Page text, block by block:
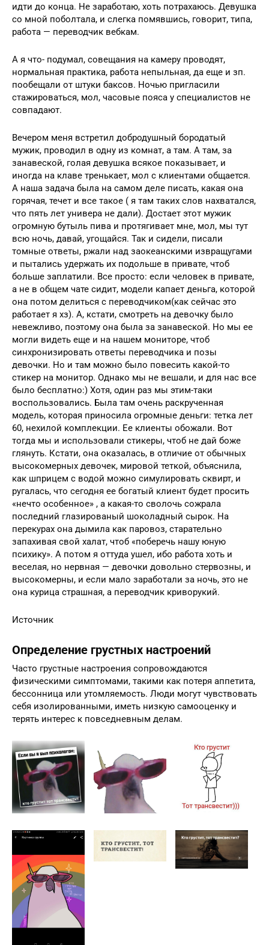
идти до конца. Не заработаю, хоть потрахаюсь. Девушка
со мной поболтала, и слегка помявшись, говорит, типа,
работа — переводчик вебкам.
А я что- подумал, совещания на камеру проводят,
нормальная практика, работа непыльная, да еще и зп.
пообещали от штуки баксов. Ночью пригласили
стажироваться, мол, часовые пояса у специалистов не
совпадают.
Вечером меня встретил добродушный бородатый
мужик, проводил в одну из комнат, а там. А там, за
занавеской, голая девушка всякое показывает, и
иногда на клаве тренькает, мол с клиентами общается.
А наша задача была на самом деле писать, какая она
горячая, течет и все такое ( я там таких слов нахватался,
что пять лет универа не дали). Достает этот мужик
огромную бутыль пива и протягивает мне, мол, мы тут
всю ночь, давай, угощайся. Так и сидели, писали
томные ответы, ржали над заокеанскими извращугами
и пытались удержать их подольше в привате, чтоб
больше заплатили. Все просто: если человек в привате,
а не в общем чате сидит, модели капает деньга, которой
она потом делиться с переводчиком(как сейчас это
работает я хз). А, кстати, смотреть на девочку было
невежливо, поэтому она была за занавеской. Но мы ее
могли видеть еще и на нашем мониторе, чтоб
синхронизировать ответы переводчика и позы
девочки. Но и там можно было повесить какой-то
стикер на монитор. Однако мы не вешали, и для нас все
было бесплатно:) Хотя, один раз мы этим-таки
воспользовались. Была там очень раскрученная
модель, которая приносила огромные деньги: тетка лет
60, нехилой комплекции. Ее клиенты обожали. Вот
тогда мы и использовали стикеры, чтоб не дай боже
глянуть. Кстати, она оказалась, в отличие от обычных
высокомерных девочек, мировой теткой, объяснила,
как шприцем с водой можно симулировать сквирт, и
ругалась, что сегодня ее богатый клиент будет просить
«нечто особенное» , а какая-то сволочь сожрала
последний глазированый шоколадный сырок. На
перекурах она дымила как паровоз, старательно
запахивая свой халат, чтоб «поберечь нашу юную
психику». А потом я оттуда ушел, ибо работа хоть и
веселая, но нервная — девочки довольно стервозны, и
высокомерны, и если мало заработали за ночь, это не
она курица страшная, а переводчик криворукий.
Источник
Определение грустных настроений
Часто грустные настроения сопровождаются
физическими симптомами, такими как потеря аппетита,
бессонница или утомляемость. Люди могут чувствовать
себя изолированными, иметь низкую самооценку и
терять интерес к повседневным делам.